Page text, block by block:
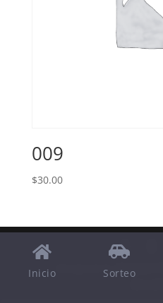
009
$30.00
Designed byElegant
Inicio Sorteo